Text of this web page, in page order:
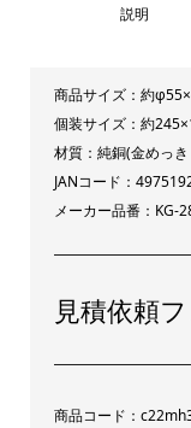
3pc
ッ
ト
個
説明
商品サイズ：約
個装サイズ：約
材質：純銅(金めっ
JANコード：
メーカー品番：KG-
見積依頼
商品コード：